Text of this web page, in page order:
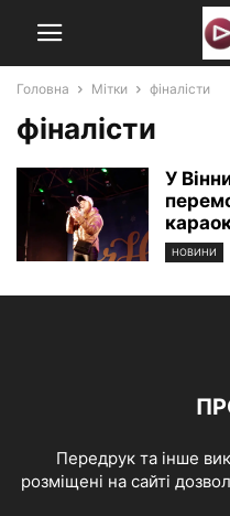
Головна Мітки фіналісти
фіналісти
У
НОВИНИ
Передрук та інше
розміщені на сайті